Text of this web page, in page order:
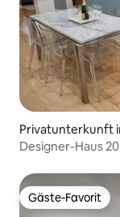
Privatunterkunft
Designer-Haus
Gäste-Favorit
Gäste-Favorit